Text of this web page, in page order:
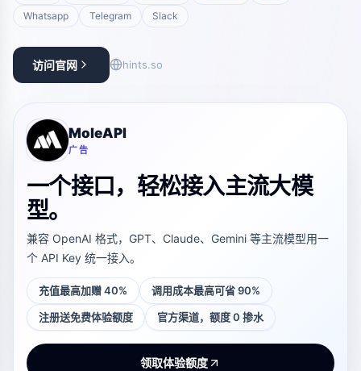
Whatsapp
Telegram Slack
访问官网 hints.so
MoleAPI
广告
一个接口，轻松接入主流大模
型。
兼容 OpenAI 格式，GPT、Claude、Gemini 等主流模型用一
个 API Key 统一接入。
充值最高加赠 40% 调用成本最高可省 90%
注册送免费体验额度 官方渠道，额度 0 掺水
领取体验额度